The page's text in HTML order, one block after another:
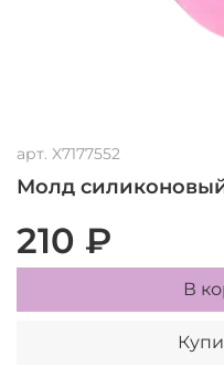
арт. X7177552
Молд
210 ₽
В